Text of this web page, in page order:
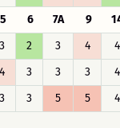
5 6 7A 9
3 2 3 4 4
4 3 3 3 4
3 3 5 5 4